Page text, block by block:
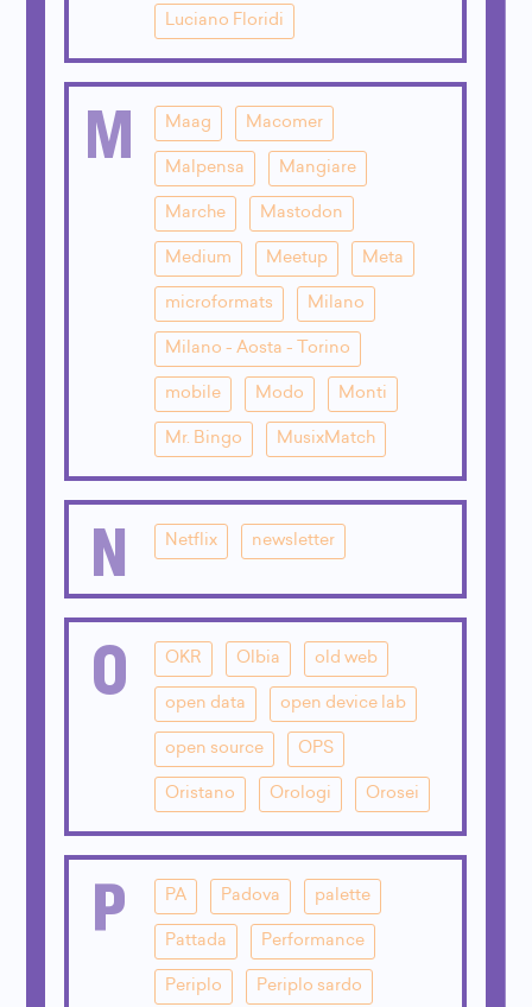
Luciano Floridi
M Maag Macomer
Malpensa Mangiare
Marche Mastodon
Medium Meetup Meta
microformats Milano
Milano - Aosta - Torino
mobile Modo Monti
Mr. Bingo MusixMatch
N Netflix newsletter
O OKR Olbia old web
open data open device lab
open source OPS
Oristano Orologi Orosei
P PA Padova palette
Pattada Performance
Periplo Periplo sardo